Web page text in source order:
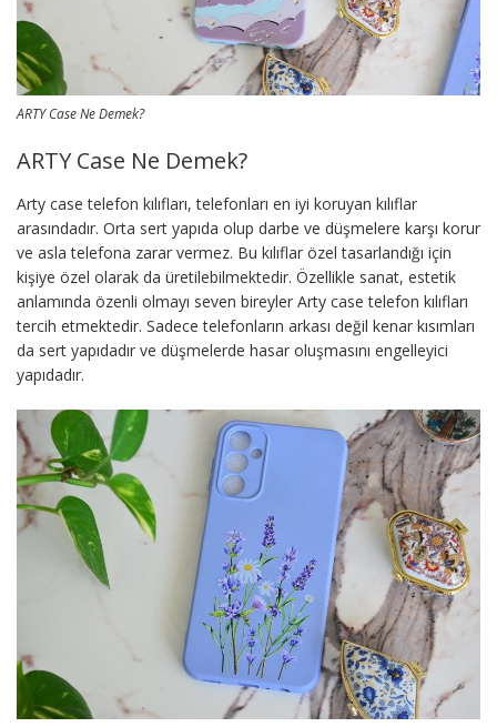
ARTY Case Ne Demek?
ARTY Case Ne Demek?
Arty case telefon kılıfları, telefonları en iyi koruyan kılıflar
arasındadır. Orta sert yapıda olup darbe ve düşmelere karşı korur
ve asla telefona zarar vermez. Bu kılıflar özel tasarlandığı için
kişiye özel olarak da üretilebilmektedir. Özellikle sanat, estetik
anlamında özenli olmayı seven bireyler Arty case telefon kılıfları
tercih etmektedir. Sadece telefonların arkası değil kenar kısımları
da sert yapıdadır ve düşmelerde hasar oluşmasını engelleyici
yapıdadır.